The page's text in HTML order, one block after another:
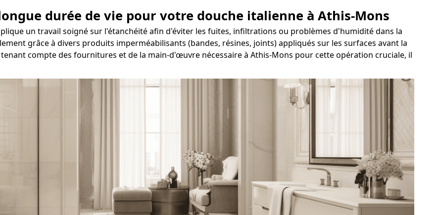
durée de vie pour votre douche italienne à Athis-Mons
un travail soigné sur l'étanchéité afin d'éviter les fuites, infiltrations ou problèmes d'humidité dans la
grâce à divers produits imperméabilisants (bandes, résines, joints) appliqués sur les surfaces avant la
compte des fournitures et de la main-d'œuvre nécessaire à Athis-Mons pour cette opération cruciale, il